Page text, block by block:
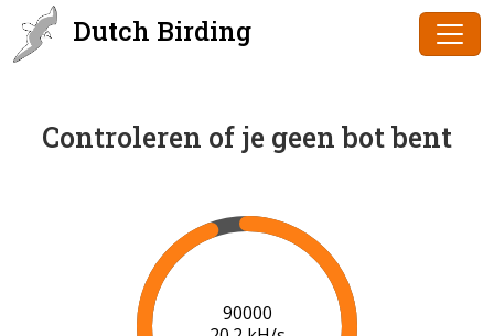
Dutch Birding
Controleren of je geen bot bent
91000